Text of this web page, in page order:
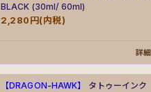
BLACK (30ml/ 60ml)
2,280円(内税)
詳
【DRAGON-HAWK】
タトゥーインク